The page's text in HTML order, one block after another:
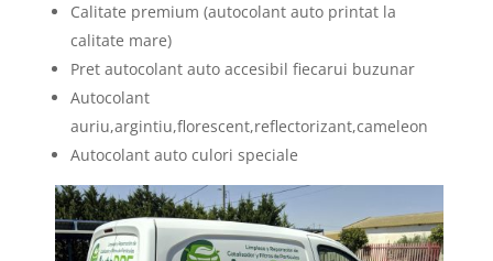
Calitate premium (autocolant auto printat la
calitate mare)
Pret autocolant auto accesibil fiecarui buzunar
Autocolant
auriu,argintiu,florescent,reflectorizant,cameleon
Autocolant auto culori speciale